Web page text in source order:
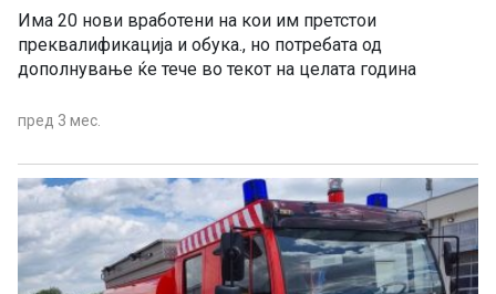
Има 20 нови вработени на кои им претстои
преквалификација и обука., но потребата од
дополнување ќе тече во текот на целата година
пред 3 мес.